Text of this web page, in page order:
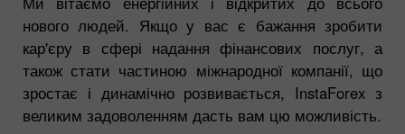
нового людей. Якщо у вас є бажання зробити
кар'єру в сфері надання фінансових послуг, а
також стати частиною міжнародної компанії, що
зростає і динамічно розвивається, InstaForex з
великим задоволенням дасть вам цю можливість.